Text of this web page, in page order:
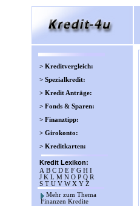
> Kreditvergleich:
> Spezialkredit:
> Kredit Anträge:
> Fonds & Sparen:
> Finanztipp:
> Girokonto:
> Kreditkarten:
Kredit Lexikon:
A B C D E F G H I
J K L M N O P Q R
S T U V WX Y Z
Mehr zum Thema
Finanzen Kredite